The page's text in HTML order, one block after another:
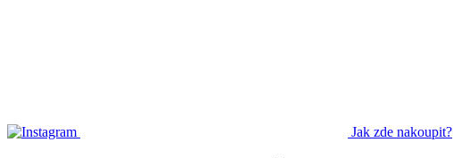
Jak zde nakoupit?